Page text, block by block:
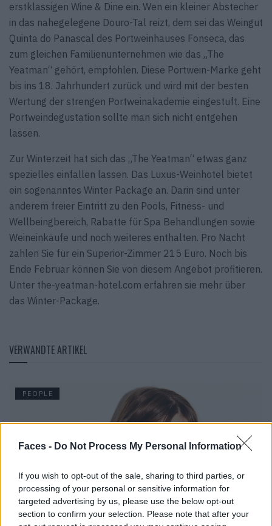
Faces - Do Not Process My Personal Information
If you wish to opt-out of the sale, sharing to third parties, or
processing of your personal or sensitive information for
targeted advertising by us, please use the below opt-out
section to confirm your selection. Please note that after your
erstklassigen Wine & Dine ein. Wen ein kleiner Abstecher
in das nahegelegene Douro-Tal reizt, dem sei das Weingut
Quinta do Panascal des Portweinhauses Fonseca, das
zum gleichen Familienunternehmen wie das „The
Yeatman“ gehört, empfohlen. Diese Portwein-Marke geht
bis ins 18. Jahrhundert zurück und wird mit der besten
Wertung der strengen Portweinakademie eingestuft. Eine
Portweindegustation sollte man sich nicht entgehen
lassen.
Zur Winterzeit hat sich das „The Yeatman“ etwas ganz
spezielles einfallen lassen. Das Luxus-Weinhotel bietet
ein sogenanntes Winter Package an. Darin sind unter
anderem freier Eintritt zu den Pools, Fitness- und
Wellbeingbereich, Rabatte für Spa Behandlungen sowie
Weineinkäufe und noch weiteres enthalten. Pro Nacht
zahlen Sie für ein Superior-Zimmer 215 Euro. Noch bis
Ende Februar können Sie von diesem Angebot profitieren.
Unter the-yeatman-hotel.com erfahren sie mehr über
das Winter-Package.
VERWANDTE ARTIKEL
PEOPLE